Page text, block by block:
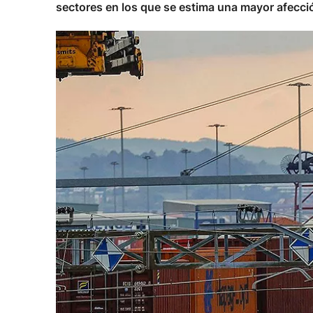
sectores en los que se estima una mayor